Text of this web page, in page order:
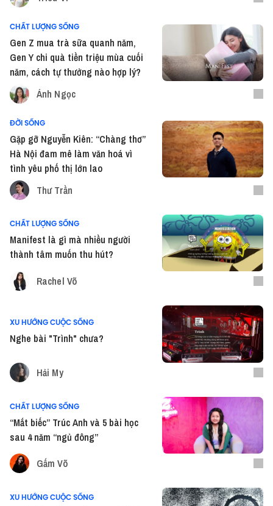
CHẤT LƯỢNG SỐNG
Gen Z mua trà sữa quanh năm,
Gen Y chi quà tiền triệu mùa cuối
năm, cách tự thưởng nào hợp lý?
Ánh Ngọc
ĐỜI SỐNG
Gặp gỡ Nguyễn Kiên: “Chàng thơ”
Hà Nội đam mê làm văn hoá vì
tình yêu phố thị lớn lao
Thư Trần
CHẤT LƯỢNG SỐNG
Manifest là gì mà nhiều người
thành tâm muốn thu hút?
Rachel Võ
XU HƯỚNG CUỘC SỐNG
Nghe bài "Trình" chưa?
Hải My
CHẤT LƯỢNG SỐNG
“Mắt biếc” Trúc Anh và 5 bài học
sau 4 năm “ngủ đông”
Gấm Võ
XU HƯỚNG CUỘC SỐNG